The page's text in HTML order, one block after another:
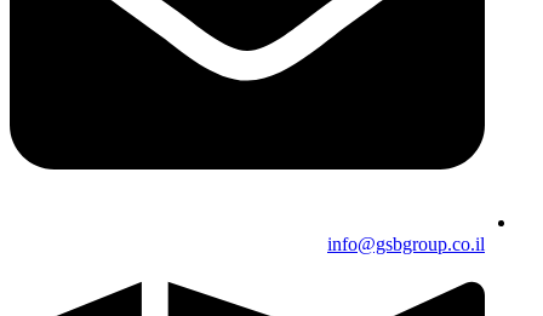
info@gsbgroup.co.il